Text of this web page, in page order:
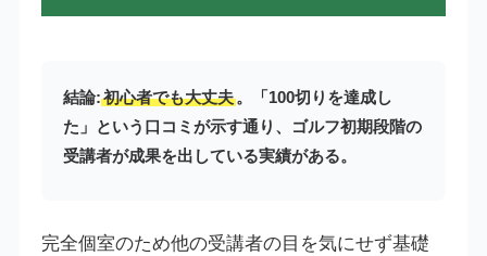
結論:初心者でも大丈夫。「100切りを達成し
た」という口コミが示す通り、ゴルフ初期段階の
受講者が成果を出している実績がある。
完全個室のため他の受講者の目を気にせず基礎